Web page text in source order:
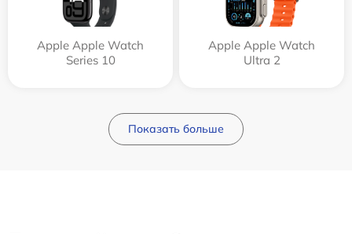
Apple Apple Watch
Series 10
Apple Apple Watch
Ultra 2
Показать больше